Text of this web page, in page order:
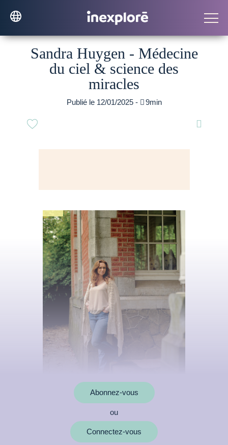
Sandra Huygen - Médecine
du ciel & science des
miracles
Publié le 12/01/2025 - 9min

Abonnez-vous
ou
Connectez-vous